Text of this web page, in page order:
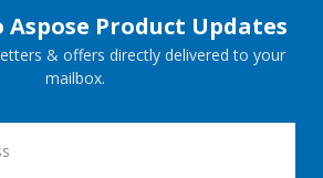
Aspose Product Updates
& offers directly delivered to your
mailbox.